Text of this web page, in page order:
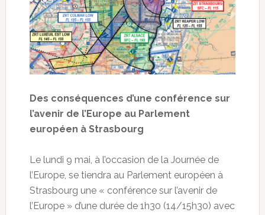
Des conséquences d’une conférence sur
l’avenir de l’Europe au Parlement
européen à Strasbourg
Le lundi 9 mai, à l’occasion de la Journée de
l’Europe, se tiendra au Parlement européen à
Strasbourg une « conférence sur l’avenir de
l’Europe » d’une durée de 1h30 (14/15h30) avec